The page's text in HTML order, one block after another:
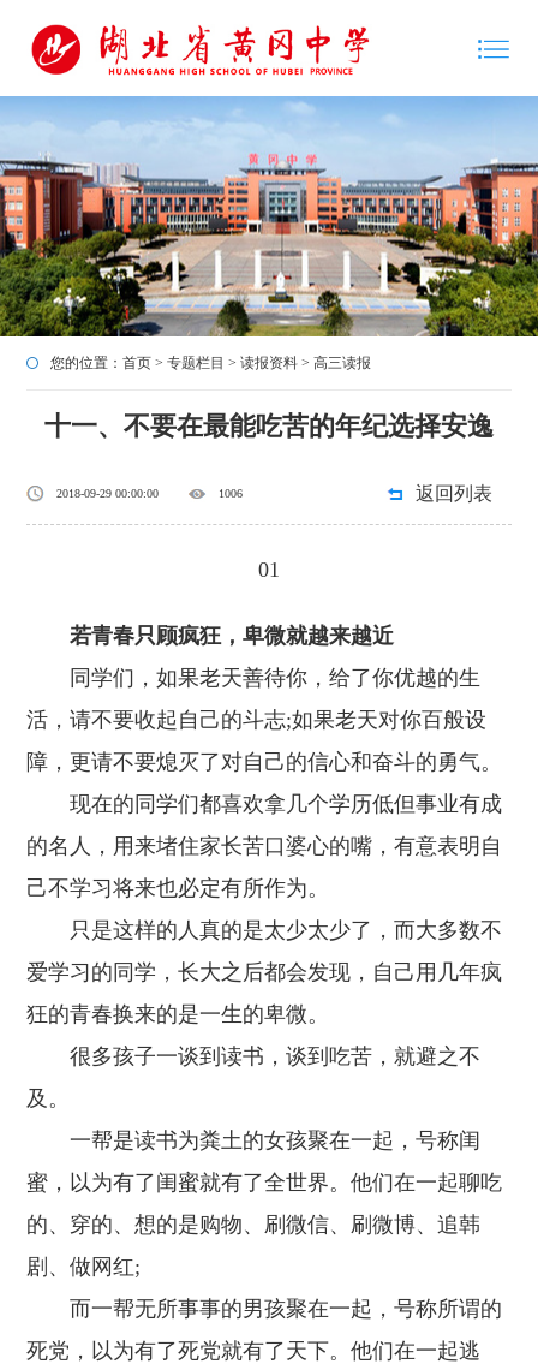
您的位置：首页 >专题栏目 >读报资料 >高三读报
十一、不要在最能吃苦的年纪选择安逸
2018-09-29 00:00:00 1006 返回列表
01
若青春只顾疯狂，卑微就越来越近
同学们，如果老天善待你，给了你优越的生
活，请不要收起自己的斗志;如果老天对你百般设
障，更请不要熄灭了对自己的信心和奋斗的勇气。
现在的同学们都喜欢拿几个学历低但事业有成
的名人，用来堵住家长苦口婆心的嘴，有意表明自
己不学习将来也必定有所作为。
只是这样的人真的是太少太少了，而大多数不
爱学习的同学，长大之后都会发现，自己用几年疯
狂的青春换来的是一生的卑微。
很多孩子一谈到读书，谈到吃苦，就避之不
及。
一帮是读书为粪土的女孩聚在一起，号称闺
蜜，以为有了闺蜜就有了全世界。他们在一起聊吃
的、穿的、想的是购物、刷微信、刷微博、追韩
剧、做网红;
而一帮无所事事的男孩聚在一起，号称所谓的
死党，以为有了死党就有了天下。他们在一起逃